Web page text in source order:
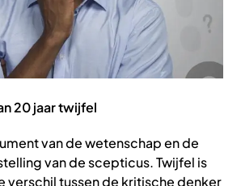
20 jaar twijfel
van de wetenschap en de
van de scepticus. Twijfel is
verschil tussen de kritische denker